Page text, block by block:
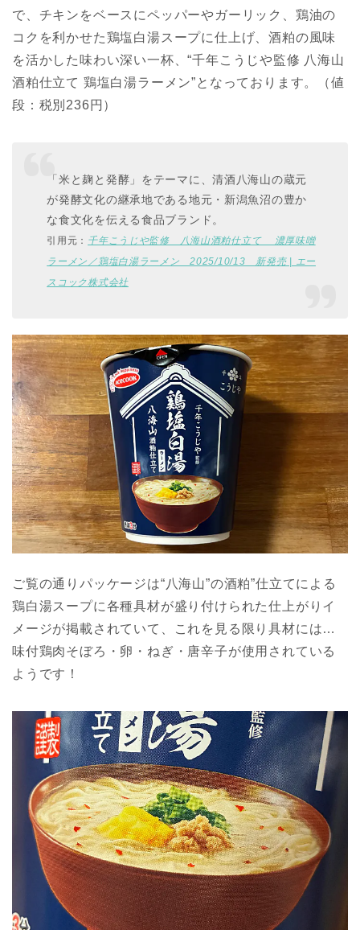
で、チキンをベースにペッパーやガーリック、鶏油の
コクを利かせた鶏塩白湯スープに仕上げ、酒粕の風味
を活かした味わい深い一杯、“千年こうじや監修 八海山
酒粕仕立て 鶏塩白湯ラーメン”となっております。（値
段：税別236円）
「米と麹と発酵」をテーマに、清酒八海山の蔵元
が発酵文化の継承地である地元・新潟魚沼の豊か
な食文化を伝える食品ブランド。
引用元： 千年こうじや監修 八海山酒粕仕立て 濃厚味噌
ラーメン／鶏塩白湯ラーメン 2025/10/13 新発売 | エー
スコック株式会社
ご覧の通りパッケージは“八海山”の酒粕”仕立てによる
鶏白湯スープに各種具材が盛り付けられた仕上がりイ
メージが掲載されていて、これを見る限り具材には…
味付鶏肉そぼろ・卵・ねぎ・唐辛子が使用されている
ようです！